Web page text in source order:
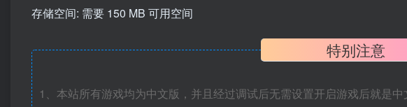
存储空间: 需要 150 MB 可用空间
特别注意
1、本站所有游戏均为中文版，并且经过调试后无需设置开启游戏后就是